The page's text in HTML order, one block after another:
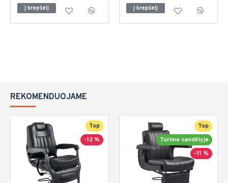
Į krepšelį Į krepšelį
REKOMENDUOJAME
Top
-12 %
Top
Turime sandėlyje
-11 %